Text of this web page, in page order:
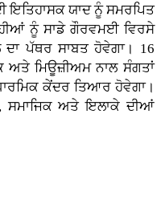
ਇਤਿਹਾਸਕ ਯਾਦ ਨੂੰ ਸਮਰਪਿਤ
ਨੂੰ ਸਾਡੇ ਗੌਰਵਮਈ ਵਿਰਸੇ
ਪੱਥਰ ਸਾਬਤ ਹੋਵੇਗਾ। 16
ਮਿਊਜ਼ੀਅਮ ਨਾਲ ਸੰਗਤਾਂ
ਕੇਂਦਰ ਤਿਆਰ ਹੋਵੇਗਾ।
ਸਮਾਜਿਕ ਅਤੇ ਇਲਾਕੇ ਦੀਆਂ